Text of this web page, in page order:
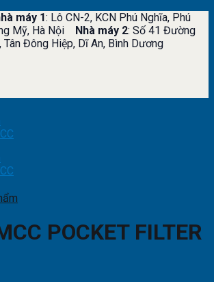
máy 1: Lô CN-2, KCN Phú Nghĩa, Phú
Mỹ, Hà Nội
Nhà máy 2: Số 41 Đường
Tân Đông Hiệp, Dĩ An, Bình Dương
POCKET FILTER